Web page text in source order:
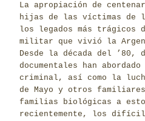
La apropiación de
hijas de las víctimas de
los legados más trágicos
militar que vivió la
Desde la década del
documentales han
criminal, así como la
de Mayo y otros
familias biológicas a
recientemente, los